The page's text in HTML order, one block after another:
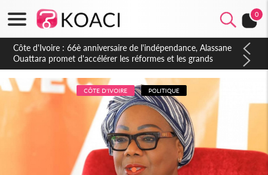
0
Côte d'Ivoire : À Abidjan, Amadou Oury Bah admire le modèle
ivoirien et veut s'en inspirer pour accélérer le développement
de la Guinée
CÔTE D'IVOIRE POLITIQUE